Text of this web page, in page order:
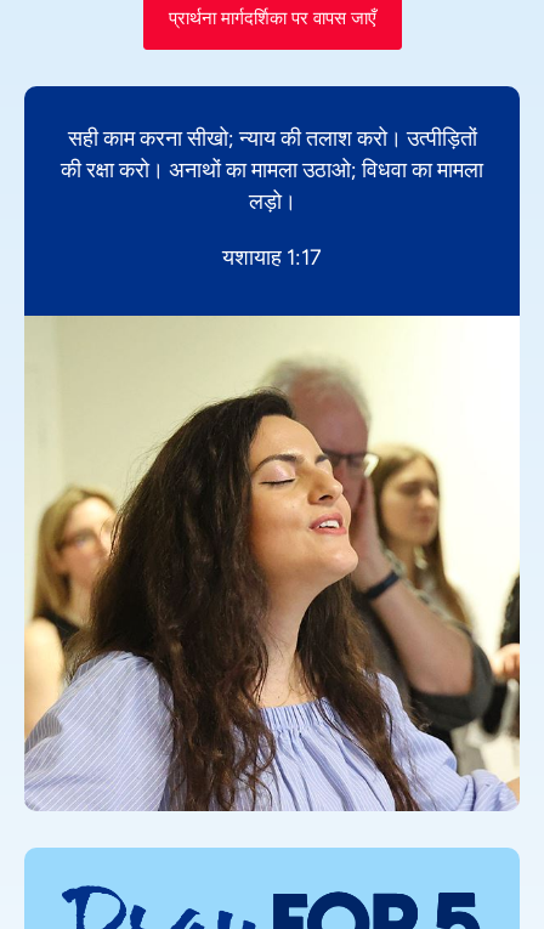
प्रार्थना मार्गदर्शिका पर वापस जाएँ
सही काम करना सीखो; न्याय की तलाश करो। उत्पीड़ितों
की रक्षा करो। अनाथों का मामला उठाओ; विधवा का मामला
लड़ो।
यशायाह 1:17